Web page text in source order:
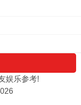
娱乐参考!